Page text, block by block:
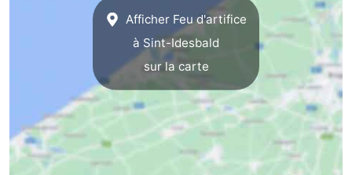
Occidentale
Bruges
-
Afficher Feu d'artifice
à Sint-Idesbald
sur la carte